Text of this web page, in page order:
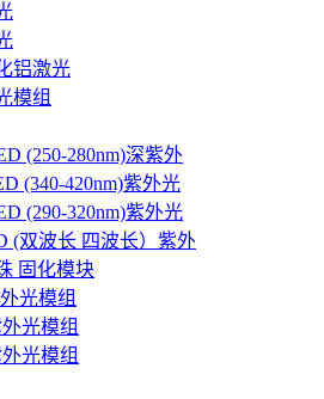
铝激光
模组
(250-280nm)深紫外
(340-420nm)紫外光
(290-320nm)紫外光
(双波长 四波长）紫外
固化模块
光模组
光模组
光模组